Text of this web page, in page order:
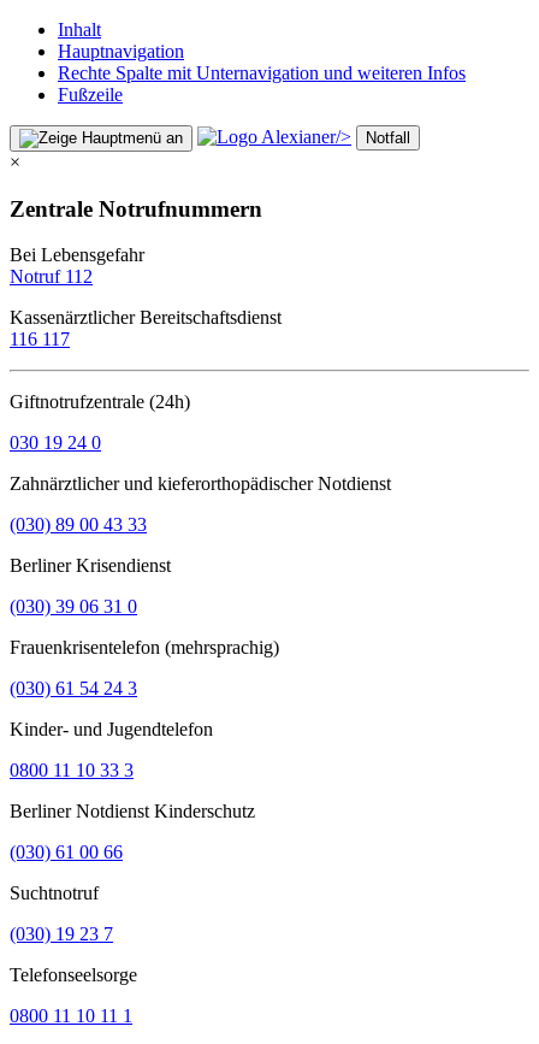
Inhalt
Hauptnavigation
Rechte Spalte mit Unternavigation und weiteren Infos
Fußzeile
/> Notfall
×
Zentrale Notrufnummern
Bei Lebensgefahr
Notruf 112
Kassenärztlicher Bereitschaftsdienst
116 117
Giftnotrufzentrale (24h)
030 19 24 0
Zahnärztlicher und kieferorthopädischer Notdienst
(030) 89 00 43 33
Berliner Krisendienst
(030) 39 06 31 0
Frauenkrisentelefon (mehrsprachig)
(030) 61 54 24 3
Kinder- und Jugendtelefon
0800 11 10 33 3
Berliner Notdienst Kinderschutz
(030) 61 00 66
Suchtnotruf
(030) 19 23 7
Telefonseelsorge
0800 11 10 11 1